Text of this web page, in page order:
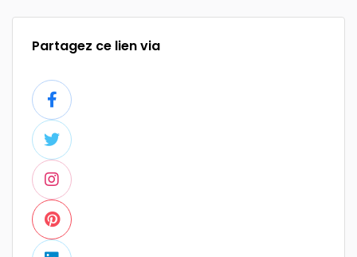
Partagez ce lien via